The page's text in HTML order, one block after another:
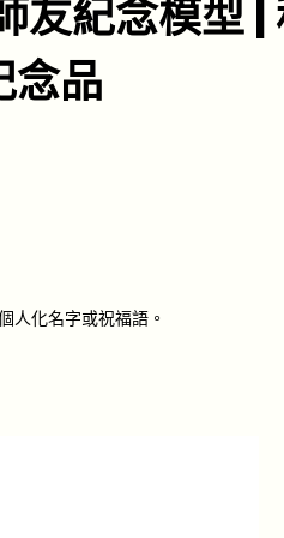
友紀念模型
念品
人化名字或祝福語。